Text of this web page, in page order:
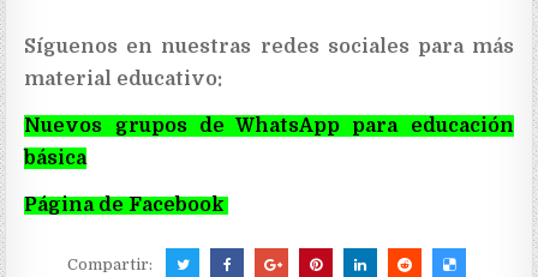
Síguenos en nuestras redes sociales para más
material educativo:
Nuevos grupos de WhatsApp para educación
básica
Página de Facebook
Compartir: